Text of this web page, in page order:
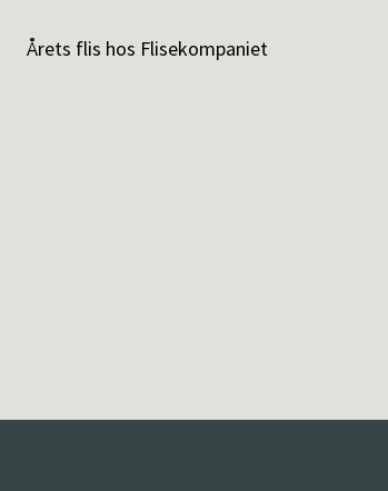
Årets flis hos Flisekompaniet